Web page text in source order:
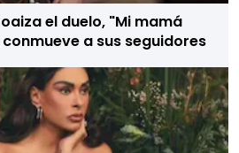
el duelo, "Mi mamá
a sus seguidores